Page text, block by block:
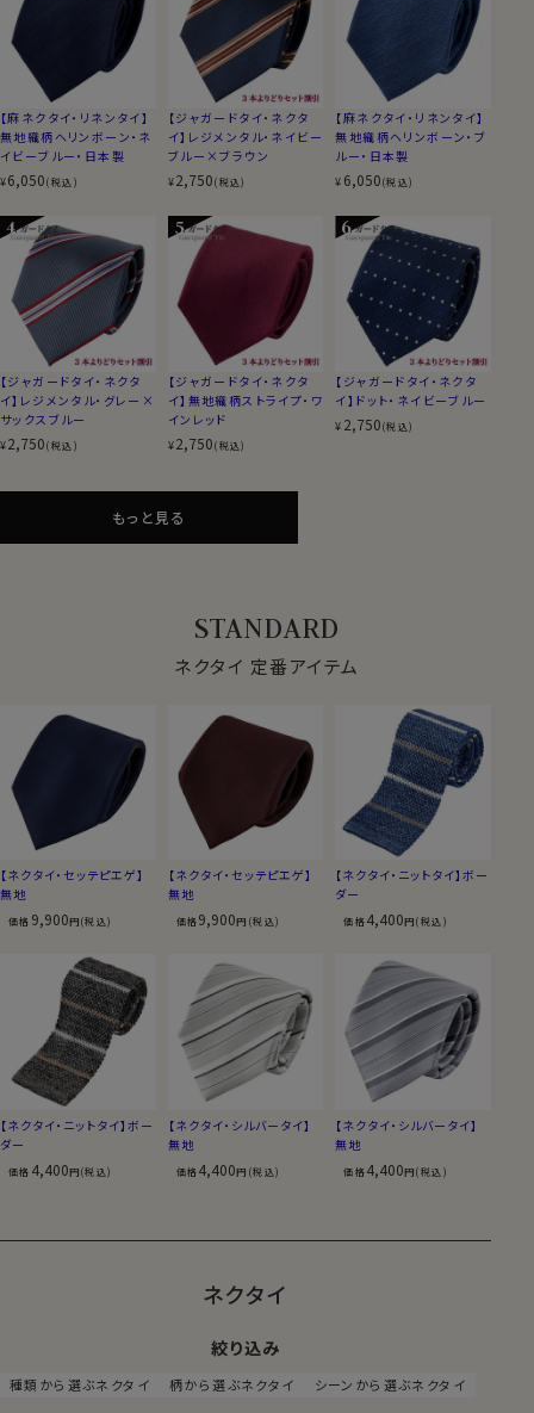
【麻ネクタイ・リネンタイ】
無地織柄ヘリンボーン・ネ
イビーブルー・日本製
¥6,050(税込)
【ジャガードタイ・ネクタ
イ】レジメンタル・ネイビー
ブルー×ブラウン
¥2,750(税込)
【麻ネクタイ・リネンタイ】
無地織柄ヘリンボーン・ブ
ルー・日本製
¥ 6,050(税込)
【ジャガードタイ・ネクタ
イ】レジメンタル・グレー×
サックスブルー
¥2,750(税込)
【ジャガードタイ・ネクタ
イ】無地織柄ストライプ・ワ
インレッド
¥2,750(税込)
【ジャガードタイ・ネクタ
イ】ドット・ネイビーブルー
¥ 2,750(税込)
もっと見る
STANDARD
ネクタイ 定番アイテム
【ネクタイ・セッテピエゲ】
無地
価格 9,900円(税込)
【ネクタイ・セッテピエゲ】
無地
価格9,900円(税込)
【ネクタイ・ニットタイ】ボー
ダー
価格4,400円(税込)
【ネクタイ・ニットタイ】ボー
ダー
価格 4,400円(税込)
【ネクタイ・シルバータイ】
無地
価格4,400円(税込)
【ネクタイ・シルバータイ】
無地
価格4,400円(税込)
ネクタイ
絞り込み
種類から選ぶネクタイ 柄から選ぶネクタイ シーンから選ぶネクタイ